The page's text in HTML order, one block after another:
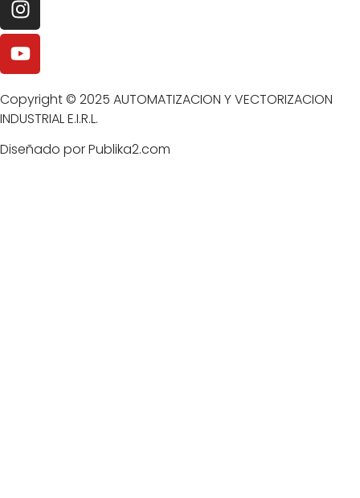
Copyright © 2025 AUTOMATIZACION Y VECTORIZACION
INDUSTRIAL E.I.R.L.
Diseñado por Publika2.com